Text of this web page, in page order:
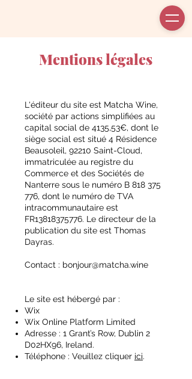
Mentions légales
L'éditeur du site est Matcha Wine,
société par actions simplifiées au
capital social de 4135,53€, dont le
siège social est situé 4 Résidence
Beausoleil, 92210 Saint-Cloud,
immatriculée au registre du
Commerce et des Sociétés de
Nanterre sous le numéro B 818 375
776, dont le numéro de TVA
intracommunautaire est
FR13818375776. Le directeur de la
publication du site est Thomas
Dayras.
Contact : bonjour@matcha.wine
Le site est hébergé par :
Wix
Wix Online Platform Limited
Adresse : 1 Grant’s Row, Dublin 2
D02HX96, Ireland.
Téléphone : Veuillez cliquer ici.